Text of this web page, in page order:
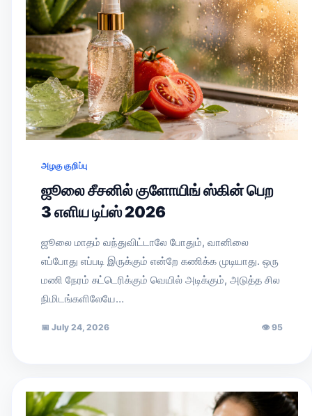
அழகு குறிப்பு
ஜூலை சீசனில் குளோயிங் ஸ்கின் பெற
3 எளிய டிப்ஸ் 2026
ஜூலை மாதம் வந்துவிட்டாலே போதும், வானிலை
எப்போது எப்படி இருக்கும் என்றே கணிக்க முடியாது. ஒரு
மணி நேரம் சுட்டெரிக்கும் வெயில் அடிக்கும், அடுத்த சில
நிமிடங்களிலேயே…
📅 July 24, 2026 👁95